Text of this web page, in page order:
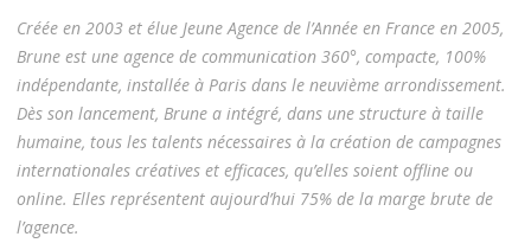
Créée en 2003 et élue Jeune Agence de l’Année en France en 2005,
Brune est une agence de communication 360°, compacte, 100%
indépendante, installée à Paris dans le neuvième arrondissement.
Dès son lancement, Brune a intégré, dans une structure à taille
humaine, tous les talents nécessaires à la création de campagnes
internationales créatives et efficaces, qu’elles soient offline ou
online. Elles représentent aujourd’hui 75% de la marge brute de
l’agence.